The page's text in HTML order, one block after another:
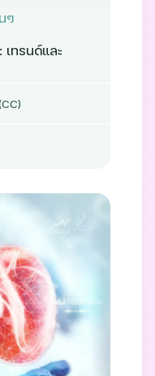
ๆ
ทรนด์และ